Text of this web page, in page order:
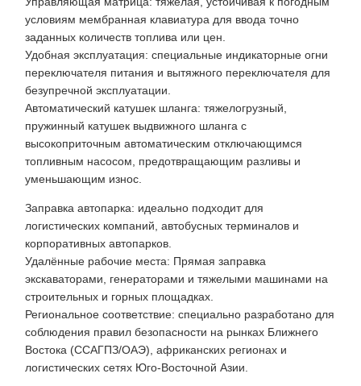
условиям мембранная клавиатура для ввода точно
заданных количеств топлива или цен.
Удобная эксплуатация: специальные индикаторные огни
переключателя питания и вытяжного переключателя для
безупречной эксплуатации.
Автоматический катушек шланга: тяжелогрузный,
пружинный катушек выдвижного шланга с
высокоприточным автоматическим отключающимся
топливным насосом, предотвращающим разливы и
уменьшающим износ.
Заправка автопарка: идеально подходит для
логистических компаний, автобусных терминалов и
корпоративных автопарков.
Удалённые рабочие места: Прямая заправка
экскаваторами, генераторами и тяжелыми машинами на
строительных и горных площадках.
Региональное соответствие: специально разработано для
соблюдения правил безопасности на рынках Ближнего
Востока (ССАГПЗ/ОАЭ), африканских регионах и
логистических сетях Юго-Восточной Азии.